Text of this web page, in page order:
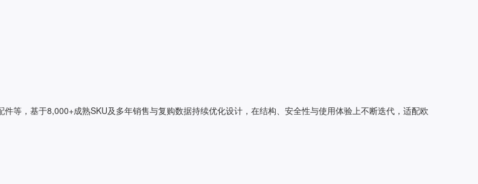
等，基于8,000+成熟SKU及多年销售与复购数据持续优化设计，在结构、安全性与使用体验上不断迭代，适配欧